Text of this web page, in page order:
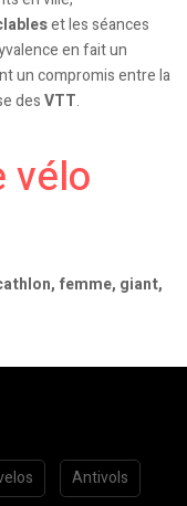
et les séances
en fait un
un compromis entre la
desVTT.
vélo
femme, giant,
Antivols